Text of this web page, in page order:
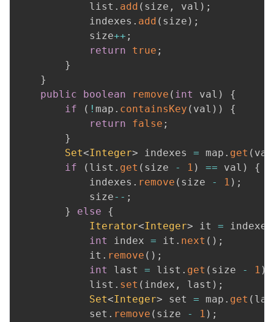
            list
. add ( size , val ) ;
            indexes
. add ( size ) ;
            size
++ ;
return
true ;
}
}
public
boolean remove ( int val )
{
if
( ! map . containsKey ( val ) )
{
return
false ;
}
Set<Integer> indexes = map . get ( val
if
( list . get ( size - 1 ) == val )
{
            indexes
. remove ( size - 1 ) ;
            size
-- ;
}
else
{
Iterator<Integer> it = indexes
int
index = it . next ( ) ;
            it
. remove ( ) ;
int
last = list . get ( size - 1 )
            list
. set ( index , last ) ;
Set<Integer> set = map . get (
            set
. remove ( size - 1 ) ;